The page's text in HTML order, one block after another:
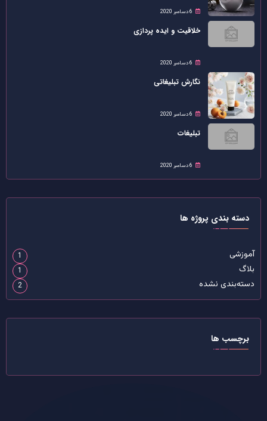
6 دسامبر 2020
خلاقیت و ایده پردازی
6 دسامبر 2020
نگارش تبلیغاتی
6 دسامبر 2020
تبلیغات
6 دسامبر 2020
دسته بندی پروژه ها
آموزشی 1
بلاگ 1
دسته‌بندی نشده 2
برچسب ها